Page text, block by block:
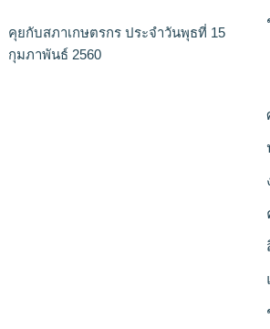
คุยกับสภาเกษตรกร ประจำวันพุธที่ 15
กุมภาพันธ์ 2560